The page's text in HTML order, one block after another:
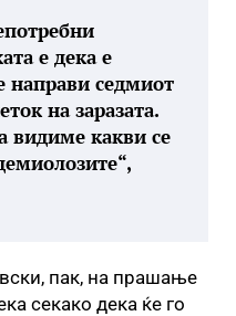
е дека е
направи седмиот
на заразата.
видиме какви се
пак, на прашање
секако дека ќе го